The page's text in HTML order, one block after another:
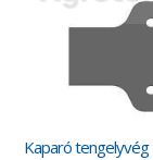
Kaparó tengelyvég